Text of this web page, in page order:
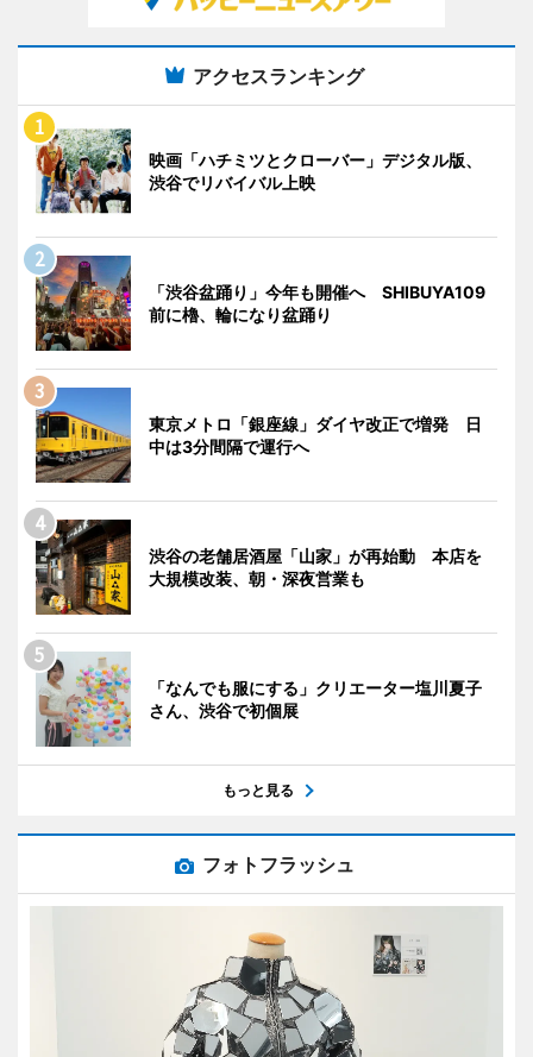
アクセスランキング
映画「ハチミツとクローバー」デジタル版、
渋谷でリバイバル上映
「渋谷盆踊り」今年も開催へ SHIBUYA109
前に櫓、輪になり盆踊り
東京メトロ「銀座線」ダイヤ改正で増発 日
中は3分間隔で運行へ
渋谷の老舗居酒屋「山家」が再始動 本店を
大規模改装、朝・深夜営業も
「なんでも服にする」クリエーター塩川夏子
さん、渋谷で初個展
もっと見る
フォトフラッシュ